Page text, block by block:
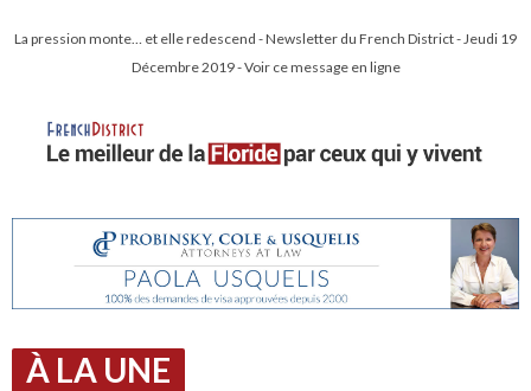
La pression monte… et elle redescend - Newsletter du French District - Jeudi 19
Décembre 2019 - Voir ce message en ligne
À LA UNE